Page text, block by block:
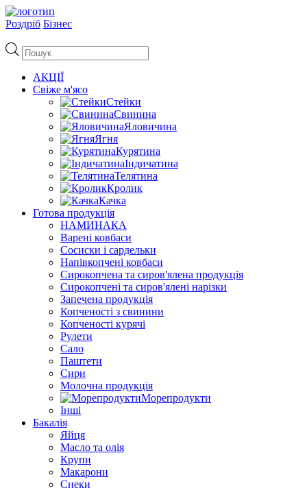
Роздріб Бізнес
Пошук
товарів
АКЦІЇ
Свіже м'ясо
Стейки
Свинина
Яловичина
Ягня
Курятина
Індичатина
Телятина
Кролик
Качка
Готова продукція
НАМИНАКА
Варені ковбаси
Сосиски і сардельки
Напівкопчені ковбаси
Сирокопчена та сиров'ялена продукція
Сирокопчені та сиров'ялені нарізки
Запечена продукція
Копченості з свинини
Копченості курячі
Рулети
Сало
Паштети
Сири
Молочна продукція
Морепродукти
Інші
Бакалія
Яйця
Масло та олія
Крупи
Макарони
Снеки